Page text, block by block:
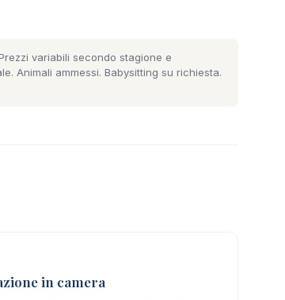
variabili secondo stagione e
. Animali ammessi. Babysitting su richiesta.
in camera